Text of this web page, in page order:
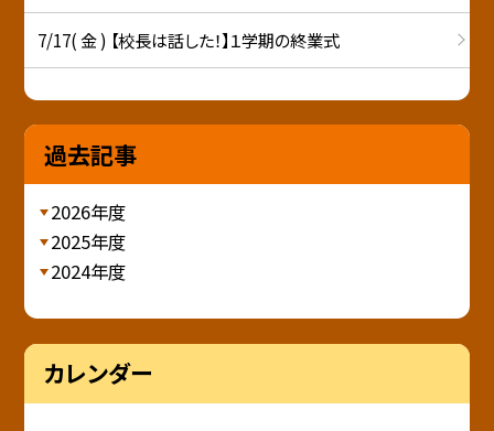
7/17( 金 ) 【校長は話した！】１学期の終業式
過去記事
2026年度
2025年度
2024年度
カレンダー